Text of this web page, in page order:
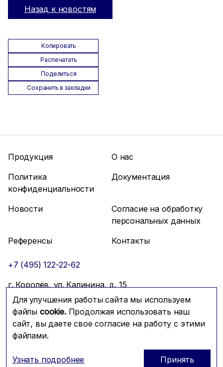
Назад к новостям
Копировать
Распечатать
Поделиться
Сохранить в закладки
Для улучшения работы сайта мы используем
файлы cookie.Продолжая использовать наш
сайт, вы даете свое согласие на работу с этими
файлами.
Узнать подробнее Принять
Продукция
О нас
Политика
конфиденциальности
Документация
Новости
Согласие на обработку
персональных данных
Референсы
Контакты
+7 (495) 122-22-62
г. Королёв, ул. Калинина, д. 15
info@mfmc.ru
Связаться с нами
© 2026 Компания МФМК
Prominado